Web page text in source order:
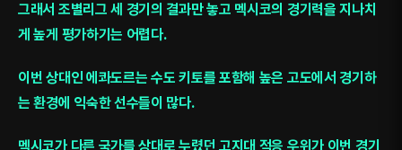
그래서 조별리그 세 경기의 결과만 놓고 멕시코의 경기력을 지나치
게 높게 평가하기는 어렵다.
이번 상대인 에콰도르는 수도 키토를 포함해 높은 고도에서 경기하
는 환경에 익숙한 선수들이 많다.
멕시코가 다른 국가를 상대로 누렸던 고지대 적응 우위가 이번 경기